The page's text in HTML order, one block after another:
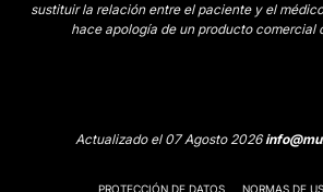
sustituir la relación entre el paciente y el
hace apología de un producto comercial
Actualizado el 07 Agosto 2026
PROTECCIÓN DE DATOS NORMAS DE